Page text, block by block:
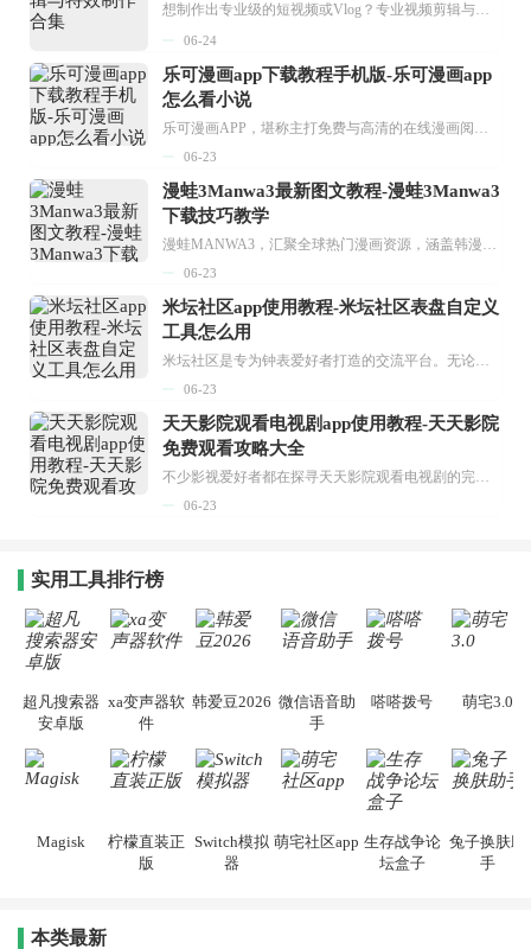
想制作出专业级的短视频或Vlog？专业视频剪辑与特效制作大全专题为你提供了从剪辑、抠像到特效包装的全套解决方案。无论是添加炫酷的片头、进行精准的视频抠图，还是制...
06-24
乐可漫画app下载教程手机版-乐可漫画app
怎么看小说
乐可漫画APP，堪称主打免费与高清的在线漫画阅读神器。其官方版提供海量完整版漫画资源，无论是国内漫画，还是日漫、韩漫、台漫、美漫等国外漫画，应有尽有，随时供你阅读。只需轻点一下，便能直接进入阅读界面。不仅如此，乐可漫画最新版本更新速度极快，在这里，你总能抢先看到全网一手漫画章节内容！...
06-23
漫蛙3Manwa3最新图文教程-漫蛙3Manwa3
下载技巧教学
漫蛙MANWA3，汇聚全球热门漫画资源，涵盖韩漫、欧美漫画、国漫等多种类型，题材丰富多样，全方位满足用户阅读喜好。它不仅是阅读平台，更是创作平台，为广大用户打造零门槛创作环境。...
06-23
米坛社区app使用教程-米坛社区表盘自定义
工具怎么用
米坛社区是专为钟表爱好者打造的交流平台。无论你是初涉钟表领域的普通爱好者，还是拥有多年收藏经验的资深玩家，都能在此找到属于自己的天地。 无需注册，就能轻松参与其中。通过专业的讨论论坛与丰富的交互功能，你可与世界各地的钟表爱好者畅快交流。若你钟情于钟表，米坛社区无疑是值得一试的理想之选。在这里，你能获取最新的手表资讯，交流见解，提升鉴赏品味，让每一块手表都成为收藏故事中重要的一部分。感兴趣的朋友，不要错过下载机会。...
06-23
天天影院观看电视剧app使用教程-天天影院
免费观看攻略大全
不少影视爱好者都在探寻天天影院观看电视剧的完整方法，结合最新平台使用规则，本篇新手入门攻略全面讲解观看渠道、检索流程、播放设置以及画面模式调整等实用内容。全文适配手机、电脑等主流设备，步骤简洁易懂，无论是初次使用的新手，还是想要优化观影体验的用户，都能参照内容快速上手，熟练掌握平台各项操作技巧，轻松畅享影视内容。...
06-23
实用工具排行榜
超凡搜索器
安卓版
xa变声器软
件
韩爱豆2026 微信语音助
手
嗒嗒拨号 萌宅3.0
Magisk
柠檬直装正
版
Switch模拟
器
萌宅社区app 生存战争论
坛盒子
兔子换肤助
手
本类最新